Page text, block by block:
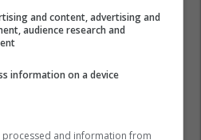
and content, advertising and
audience research and
information on a device
and information from